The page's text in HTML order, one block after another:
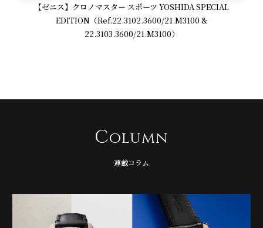
【ゼニス】クロノマスター スポーツ YOSHIDA SPECIAL
EDITION（Ref.22.3102.3600/21.M3100 &
22.3103.3600/21.M3100）
Column
連載コラム